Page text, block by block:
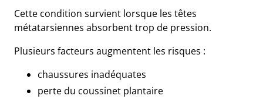
Cette condition survient lorsque les têtes
métatarsiennes absorbent trop de pression.
Plusieurs facteurs augmentent les risques :
chaussures inadéquates
perte du coussinet plantaire